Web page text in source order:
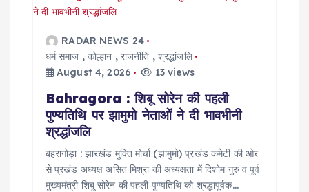
RADAR NEWS 24
धर्म समाज ,कोल्हान , राजनीति , श्रद्धांजलि
August 4, 2026
13 views
Bahragora : शिबू सोरेन की पहली
पुण्यतिथि पर झामुमो नेताओं ने दी भावभीनी
श्रद्धांजलि
बहरागोड़ा : झारखंड मुक्ति मोर्चा (झामुमो) प्रखंड कमेटी की ओर
से प्रखंड अध्यक्ष असित मिश्रा की अध्यक्षता में दिशोम गुरु व पूर्व
मुख्यमंत्री शिबू सोरेन की पहली पुण्यतिथि को श्रद्धापूर्वक…